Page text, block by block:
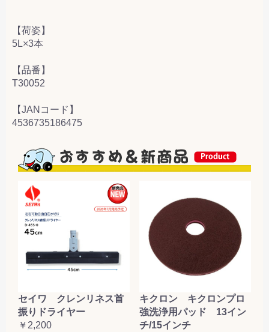
【荷姿】
5L×3本
【品番】
T30052
【JANコード】
4536735186475
セイワ クレンリネス首
振りドライヤー
￥2,200
キクロン キクロンプロ
強洗浄用パッド 13イン
チ/15インチ